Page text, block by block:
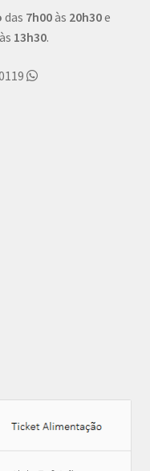
das 7h00às 20h30e
13h30.